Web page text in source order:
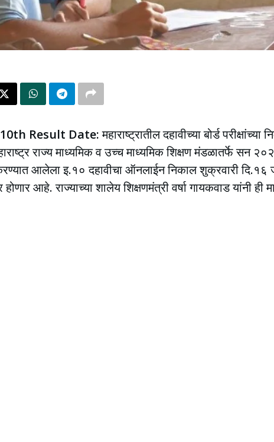
Result Date:महाराष्ट्रातील दहावीच्या बोर्ड परीक्षांच्या
राज्य माध्यमिक व उच्च माध्यमिक शिक्षण मंडळातर्फे सन
आलेला इ.१० दहावीचा ऑनलाईन निकाल शुक्रवारी
आहे. राज्याच्या शालेय शिक्षणमंत्री वर्षा गायकवाड यांनी ही